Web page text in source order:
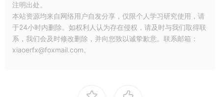
注明出处。
本站资源均来自网络用户自发分享，仅限个人学习研究使用，请
于24小时内删除。如权利人认为存在侵权，请及时与我们取得联
系，我们会及时修改删除，并向您致以诚挚歉意。联系邮箱：
xiaoerfx@foxmail.com。